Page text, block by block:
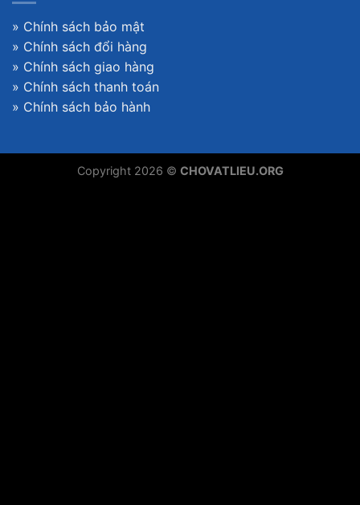
» Chính sách bảo mật
» Chính sách đổi hàng
» Chính sách giao hàng
» Chính sách thanh toán
» Chính sách bảo hành
Copyright 2026 © CHOVATLIEU.ORG